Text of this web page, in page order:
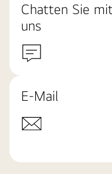
Chatten Sie mit
uns
E-Mail